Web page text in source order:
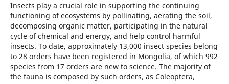
Insects play a crucial role in supporting the continuing
functioning of ecosystems by pollinating, aerating the soil,
decomposing organic matter, participating in the natural
cycle of chemical and energy, and help control harmful
insects. To date, approximately 13,000 insect species belong
to 28 orders have been registered in Mongolia, of which 992
species from 17 orders are new to science. The majority of
the fauna is composed by such orders, as Coleoptera,